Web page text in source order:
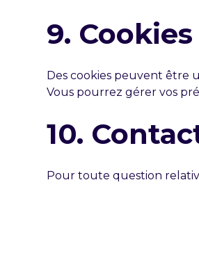
9.
Des cookies peuvent être
Vous pourrez gérer vos
10.
Pour toute question